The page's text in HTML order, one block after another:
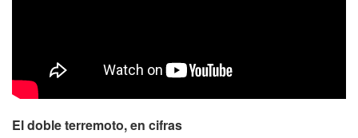
El doble terremoto, en cifras